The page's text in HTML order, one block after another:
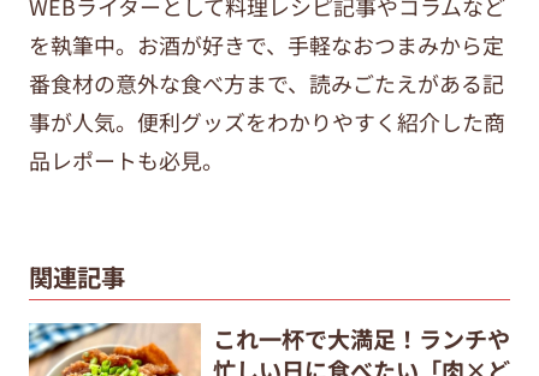
を執筆中。 お酒が好きで、手軽なおつまみから定
番食材の意外な食べ方まで、 読みごたえがある記
事が人気。便利グッズをわかりやすく紹介した商
品レポートも必見。
関連記事
これ一杯で大満足！ランチや